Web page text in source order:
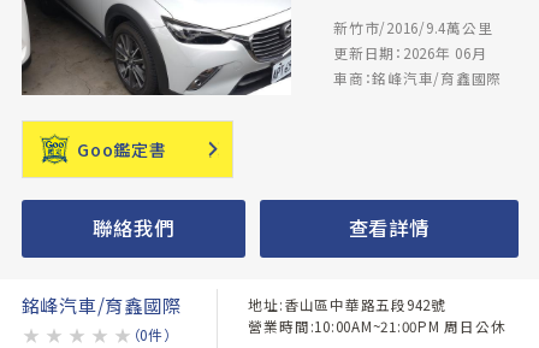
新竹市/2016/9.4萬公里
更新日期：2026年 06月
車商：銘峰汽車/育鑫國際
Goo鑑定書
聯絡我們 查看詳情
銘峰汽車/育鑫國際
★ ★ ★ ★ ★ （0件）
地址:香山區中華路五段942號
營業時間:10:00AM~21:00PM 周日公休